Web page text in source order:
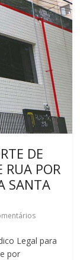
DE
RUA POR
SANTA
Legal para
por